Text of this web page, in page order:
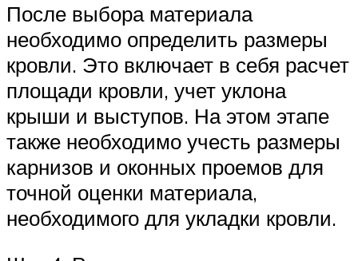
После выбора материала
необходимо определить размеры
кровли. Это включает в себя расчет
площади кровли, учет уклона
крыши и выступов. На этом этапе
также необходимо учесть размеры
карнизов и оконных проемов для
точной оценки материала,
необходимого для укладки кровли.